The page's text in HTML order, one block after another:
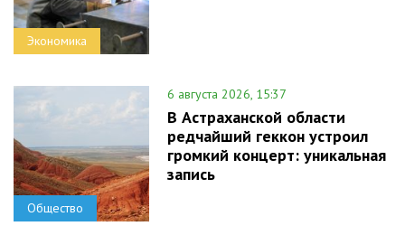
Экономика
Общество
6 августа 2026, 15:37
В Астраханской области
редчайший геккон устроил
громкий концерт: уникальная
запись